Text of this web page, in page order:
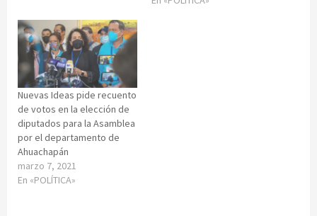
Nuevas Ideas pide recuento
de votos en la elección de
diputados para la Asamblea
por el departamento de
Ahuachapán
marzo 7, 2021
En «POLÍTICA»